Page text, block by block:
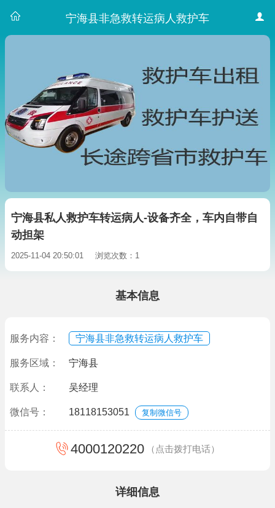
宁海县非急救转运病人救护车
宁海县私人救护车转运病人-设备齐全，车内自带自
动担架
2025-11-04 20:50:01 浏览次数：1
基本信息
服务内容： 宁海县非急救转运病人救护车
服务区域： 宁海县
联系人： 吴经理
微信号： 18118153051 复制微信号
4000120220 （点击拨打电话）
详细信息